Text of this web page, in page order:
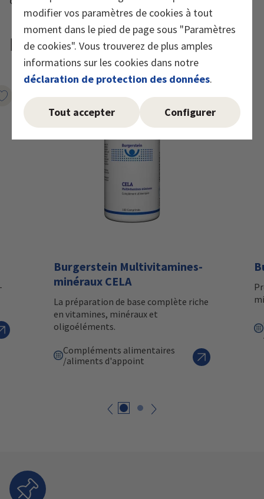
modifier vos paramètres de cookies à tout
moment dans le pied de page sous "Paramètres
de cookies". Vous trouverez de plus amples
informations sur les cookies dans notre
déclaration de protection des données.
Tout accepter Configurer
Recommandation de produits
Marqueur le produit
Burgerstein Multivitamines-
minéraux CELA
La préparation de base complète riche
en vitamines, minéraux et
oligoéléments.
Compléments alimentaires
/aliments d'appoint
Marqueur le